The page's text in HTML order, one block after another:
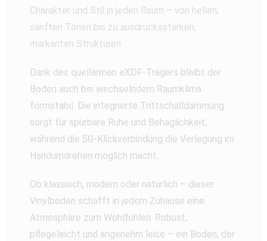
Charakter und Stil in jeden Raum – von hellen,
sanften Tönen bis zu ausdrucksstarken,
markanten Strukturen.
Dank des quellarmen eXDF-Trägers bleibt der
Boden auch bei wechselndem Raumklima
formstabil. Die integrierte Trittschalldämmung
sorgt für spürbare Ruhe und Behaglichkeit,
während die 5G-Klickverbindung die Verlegung im
Handumdrehen möglich macht.
Ob klassisch, modern oder natürlich – dieser
Vinylboden schafft in jedem Zuhause eine
Atmosphäre zum Wohlfühlen. Robust,
pflegeleicht und angenehm leise – ein Boden, der